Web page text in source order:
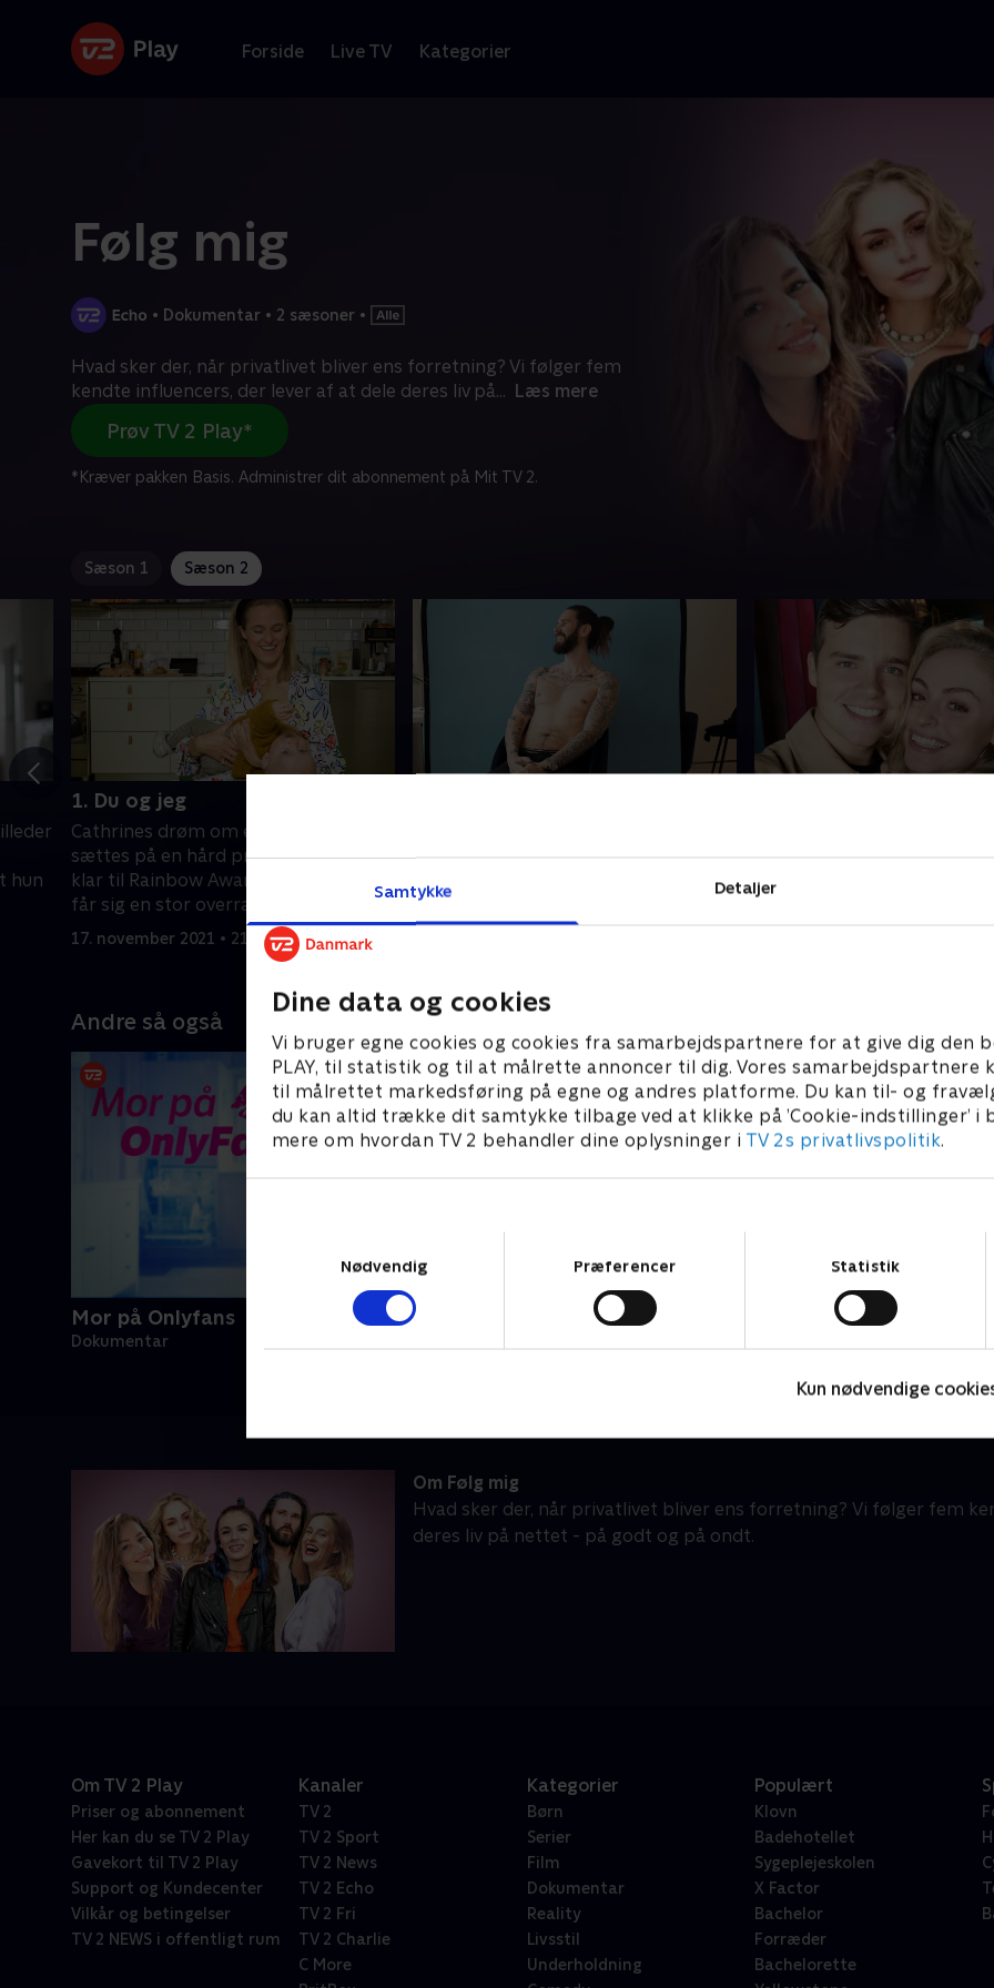
Samtykke Detaljer
Dine data og cookies
Vi bruger egne cookies og cookies fra samarbejdspartnere for at give dig den
PLAY, til statistik og til at målrette annoncer til dig. Vores samarbejdspartnere
til målrettet markedsføring på egne og andres platforme. Du kan til- og
du kan altid trække dit samtykke tilbage ved at klikke på ’Cookie-indstillinger’ i
mere om hvordan TV 2 behandler dine oplysninger i TV 2s privatlivspolitik.
Nødvendig
Præferencer Statistik
Kun nødvendige
Forside Live TV Kategorier
Følg mig
• Dokumentar • 2 sæsoner •
Hvad sker der, når privatlivet bliver ens forretning? Vi følger fem
kendte influencers, der lever af at dele deres liv på... Læs mere
Prøv TV 2 Play*
*Kræver pakken Basis. Administrer dit abonnement på Mit TV 2.
Sæson 1 Sæson 2
hun
1. Du og jeg
Cathrines drøm om en stor børneflok
sættes på en hård prøve. Emil gør sig
klar til Rainbow Awards, og Alexandra
får sig en stor overraskelse midt i
ferien. .
17. november 2021 • 21 min
youtuber og er spændt på aftenens
udfald. Imens tager Daniel hul på
opgøret med Jyden og alkoholen på
en skiferie i Avoriaz
der tror på den unge
Andre så også
Mor på Onlyfans
Dokumentar
Din teenagers hemmelige liv
Om Følg mig
Hvad sker der, når privatlivet bliver ens forretning? Vi følger fem
deres liv på nettet - på godt og på ondt.
Om TV 2 Play
Priser og abonnement
Her kan du se TV 2 Play
Gavekort til TV 2 Play
Support og Kundecenter
Vilkår og betingelser
TV 2 NEWS i offentligt rum
Kanaler
TV 2
TV 2 Sport
TV 2 News
TV 2 Echo
TV 2 Fri
TV 2 Charlie
C More
Kategorier
Børn
Serier
Film
Dokumentar
Reality
Livsstil
Underholdning
Populært
Klovn
Badehotellet
Sygeplejeskolen
X Factor
Bachelor
Forræder
Bachelorette